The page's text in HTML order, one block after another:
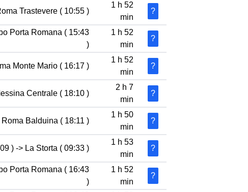
Trastevere ( 10:55 )
1 h 52
min
?
Porta Romana ( 15:43
)
1 h 52
min
?
Monte Mario ( 16:17 )
1 h 52
min
?
Centrale ( 18:10 )
2 h 7
min
?
Balduina ( 18:11 )
1 h 50
min
?
) -> La Storta ( 09:33 )
1 h 53
min
?
Porta Romana ( 16:43
)
1 h 52
min
?